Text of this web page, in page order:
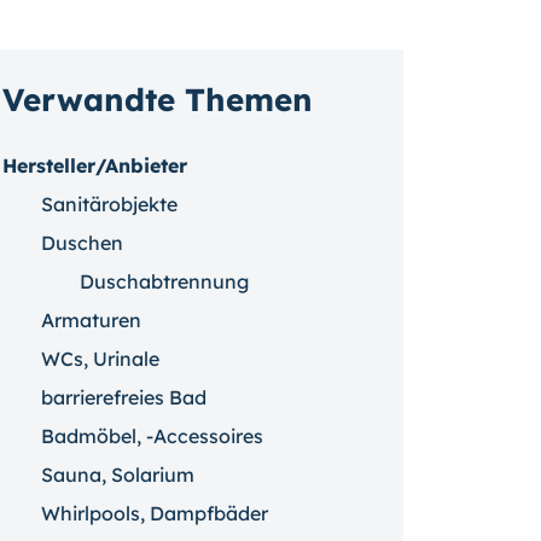
Verwandte Themen
Hersteller/Anbieter
Sanitärobjekte
Duschen
Duschabtrennung
Armaturen
WCs, Urinale
barrierefreies Bad
Badmöbel, -Accessoires
Sauna, Solarium
Whirlpools, Dampfbäder